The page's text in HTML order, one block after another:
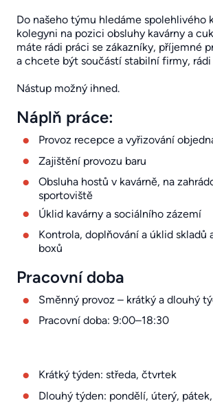
Do našeho týmu hledáme spolehlivého
kolegyni na pozici obsluhy kavárny a
máte rádi práci se zákazníky, příjemné
a chcete být součástí stabilní firmy, rádi
Nástup možný ihned.
Náplň práce:
Provoz recepce a vyřizování
Zajištění provozu baru
Obsluha hostů v kavárně, na
sportoviště
Úklid kavárny a sociálního zázemí
Kontrola, doplňování a úklid skladů
boxů
Pracovní doba
Směnný provoz – krátký a dlouhý
Pracovní doba: 9:00–18:30
Krátký týden: středa, čtvrtek
Dlouhý týden: pondělí, úterý,